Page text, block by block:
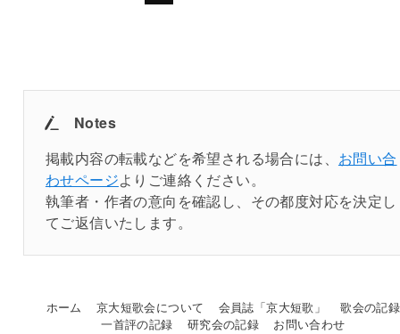
Notes
掲載内容の転載などを希望される場合には、 お問い合
わせページよりご連絡ください。
執筆者・作者の意向を確認し、その都度対応を決定し
てご返信いたします。
ホーム 京大短歌会について 会員誌「京大短歌」
歌会の記録
一首評の記録
研究会の記録
お問い合わせ